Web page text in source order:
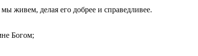
живем, делая его добрее и справедливее.
Богом;